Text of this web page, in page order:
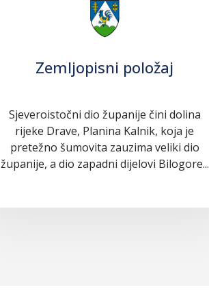
Zemljopisni položaj
Sjeveroistočni dio županije čini dolina
rijeke Drave, Planina Kalnik, koja je
pretežno šumovita zauzima veliki dio
županije, a dio zapadni dijelovi Bilogore...